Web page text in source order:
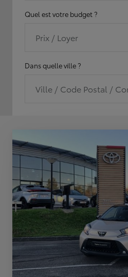
Quel est votre budget ?
Prix / Loyer
Dans quelle ville ?
Ville / Code Postal /